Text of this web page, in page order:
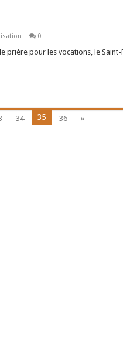
0
prière pour les vocations, le
34 35 36 »